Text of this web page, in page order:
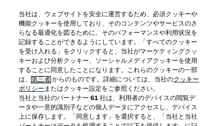
Official Partners
当社は、ウェブサイトを安全に運営するため、必須クッキーや
機能クッキーを使用しており、そのコンテンツやサービスのさ
らなる最適化を図るために、そのパフォーマンスや利用状況を
記録することができるようにしています。「すべてのクッキー
を受け入れる」をクリックすると、当社がマーケティングクッ
キーおよび分析クッキー、ソーシャルメディアクッキーを使用
することに同意したことになります。これらのクッキーの一部
は、第三者 からのものです。詳細については、当社のクッキー
ポリシー またはクッキー設定をご参照ください。
当社と当社のパートナー61 社は、利用者のデバイスの閲覧デ
ータや一意的識別子などの個人データにアクセスし、デバイス
上に保存します。「同意します」を選択すると、「当社と当社